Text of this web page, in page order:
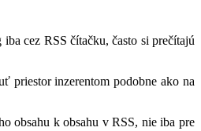
cez RSS čítačku, často si prečítajú
priestor inzerentom podobne ako na
obsahu k obsahu v RSS, nie iba pre